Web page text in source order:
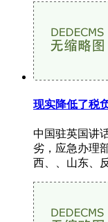
现实降低了税
中国驻英国讲
劣，应急办理
西、、山东、